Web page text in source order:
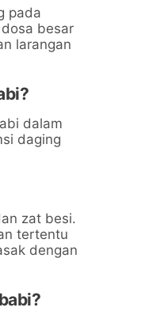
pada
besar
larangan
dalam
daging
zat besi.
tertentu
dengan